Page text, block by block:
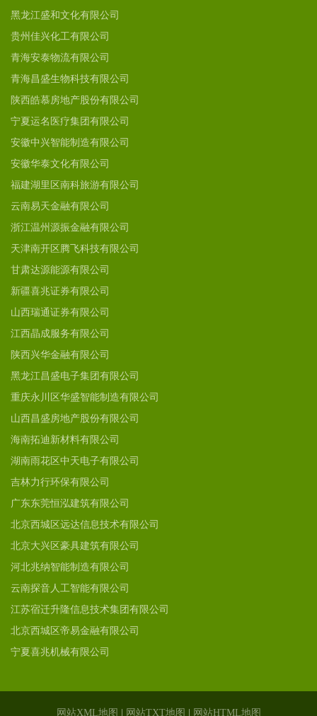
黑龙江盛和文化有限公司
贵州佳兴化工有限公司
青海安泰物流有限公司
青海昌盛生物科技有限公司
陕西皓慕房地产股份有限公司
宁夏运名医疗集团有限公司
安徽中兴智能制造有限公司
安徽华泰文化有限公司
福建湖里区南科旅游有限公司
云南易天金融有限公司
浙江温州源振金融有限公司
天津南开区腾飞科技有限公司
甘肃达源能源有限公司
新疆喜兆证券有限公司
山西瑞通证券有限公司
江西晶成服务有限公司
陕西兴华金融有限公司
黑龙江昌盛电子集团有限公司
重庆永川区华盛智能制造有限公司
山西昌盛房地产股份有限公司
海南拓迪新材料有限公司
湖南雨花区中天电子有限公司
吉林力行环保有限公司
广东东莞恒泓建筑有限公司
北京西城区远达信息技术有限公司
北京大兴区豪具建筑有限公司
河北兆纳智能制造有限公司
云南探音人工智能有限公司
江苏宿迁升隆信息技术集团有限公司
北京西城区帝易金融有限公司
宁夏喜兆机械有限公司
网站XML地图 网站TXT地图 网站HTML地图